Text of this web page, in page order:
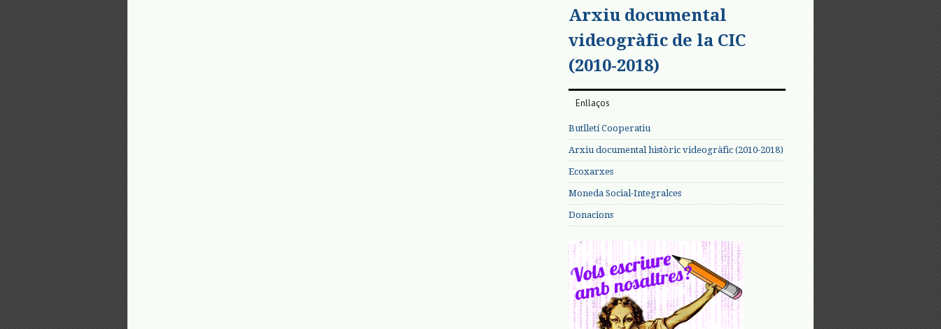
Arxiu documental
videogràfic de la CIC
(2010-2018)
Enllaços
Butlletí Cooperatiu
Arxiu documental històric videogràfic (2010-2018)
Ecoxarxes
Moneda Social-Integralces
Donacions